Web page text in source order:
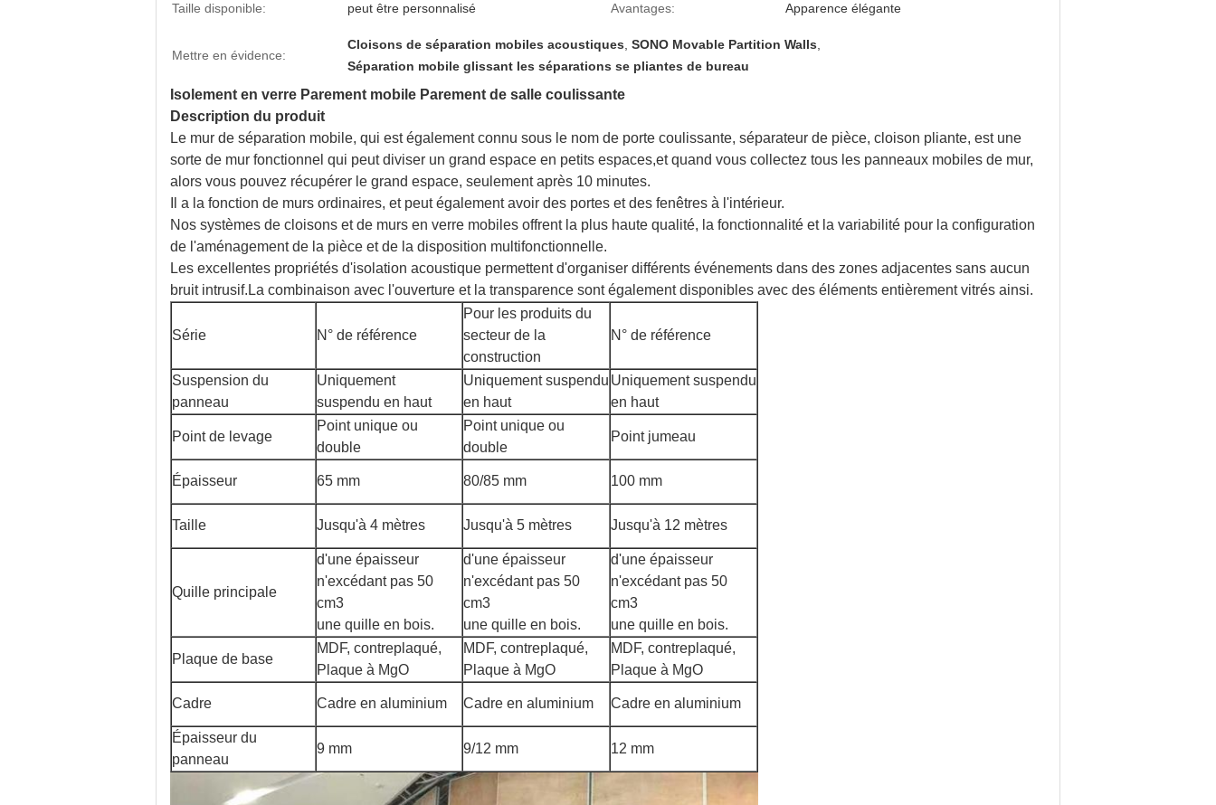
Taille disponible: peut être personnalisé Avantages: Apparence élégante
Mettre en évidence:
Cloisons de séparation mobiles acoustiques SONO Movable Partition Walls
Séparation mobile glissant les séparations se pliantes de bureau
Isolement en verre Parement mobile Parement de salle coulissante
Description du produit
Le mur de séparation mobile, qui est également connu sous le nom de porte coulissante, séparateur de pièce, cloison pliante, est une
sorte de mur fonctionnel qui peut diviser un grand espace en petits espaces,et quand vous collectez tous les panneaux mobiles de mur,
alors vous pouvez récupérer le grand espace, seulement après 10 minutes.
Il a la fonction de murs ordinaires, et peut également avoir des portes et des fenêtres à l'intérieur.
Nos systèmes de cloisons et de murs en verre mobiles offrent la plus haute qualité, la fonctionnalité et la variabilité pour la configuration
de l'aménagement de la pièce et de la disposition multifonctionnelle.
Les excellentes propriétés d'isolation acoustique permettent d'organiser différents événements dans des zones adjacentes sans aucun
bruit intrusif.La combinaison avec l'ouverture et la transparence sont également disponibles avec des éléments entièrement vitrés ainsi.
Série N° de référence
Pour les produits du
secteur de la
construction
N° de référence
Suspension du
panneau
Uniquement
suspendu en haut
Uniquement suspendu
en haut
Uniquement suspendu
en haut
Point de levage
Point unique ou
double
Point unique ou
double
Point jumeau
Épaisseur 65 mm 80/85 mm 100 mm
Taille Jusqu'à 4 mètres Jusqu'à 5 mètres Jusqu'à 12 mètres
Quille principale
d'une épaisseur
n'excédant pas 50
cm3
une quille en bois.
d'une épaisseur
n'excédant pas 50
cm3
une quille en bois.
d'une épaisseur
n'excédant pas 50
cm3
une quille en bois.
Plaque de base
MDF, contreplaqué,
Plaque à MgO
MDF, contreplaqué,
Plaque à MgO
MDF, contreplaqué,
Plaque à MgO
Cadre Cadre en aluminium Cadre en aluminium Cadre en aluminium
Épaisseur du
panneau
9 mm 9/12 mm 12 mm